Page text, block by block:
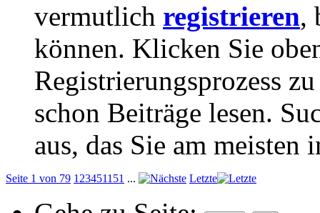
vermutlich registrieren,
können. Klicken Sie
Registrierungsprozess
schon Beiträge lesen.
aus, das Sie am meisten
Seite 1 von 79 1 234511 51 ... Letzte